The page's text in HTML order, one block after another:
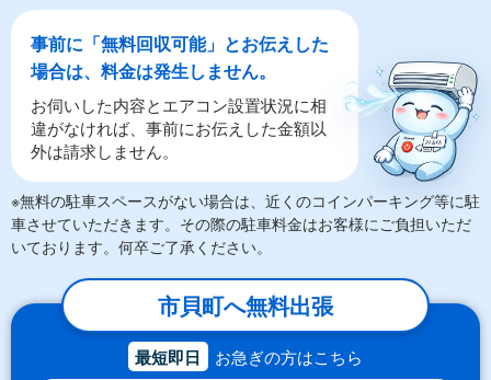
事前に「無料回収可能」とお伝えした
場合は、料金は発生しません。
お伺いした内容とエアコン設置状況に相
違がなければ、事前にお伝えした金額以
外は請求しません。
※無料の駐車スペースがない場合は、近くのコインパーキング等に駐
車させていただきます。その際の駐車料金はお客様にご負担いただ
いております。何卒ご了承ください。
市貝町へ無料出張
最短即日 お急ぎの方はこちら